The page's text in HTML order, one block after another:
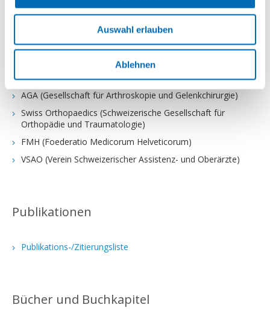
Auswahl erlauben
Ablehnen
AGA (Gesellschaft für Arthroskopie und Gelenkchirurgie)
Swiss Orthopaedics (Schweizerische Gesellschaft für
Orthopädie und Traumatologie)
FMH (Foederatio Medicorum Helveticorum)
VSAO (Verein Schweizerischer Assistenz- und Oberärzte)
Publikationen
Publikations-/Zitierungsliste
Bücher und Buchkapitel